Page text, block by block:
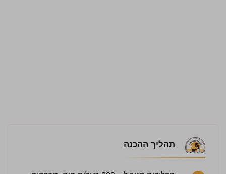
תהליך ההכנה